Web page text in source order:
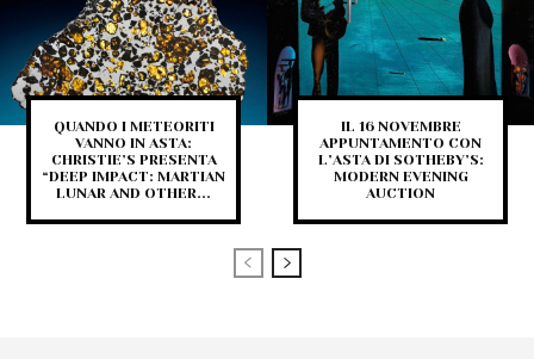
QUANDO I METEORITI
VANNO IN ASTA:
CHRISTIE’S PRESENTA
“DEEP IMPACT: MARTIAN
LUNAR AND OTHER...
IL 16 NOVEMBRE
APPUNTAMENTO CON
L’ASTA DI SOTHEBY’S:
MODERN EVENING
AUCTION